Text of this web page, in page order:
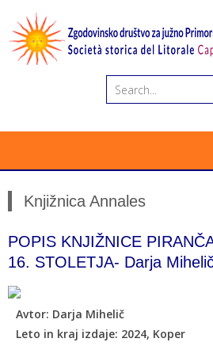
Knjižnica Annales
POPIS KNJIŽNICE
16. STOLETJA- Darja
Avtor: Darja Mihelič
Leto in kraj izdaje: 2024, Koper